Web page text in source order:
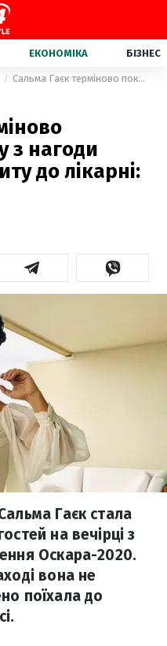
ЕКОНОМІКА БІЗНЕС
Сальма Гаєк терміново покинула вечірку з нагоди Оскару задля візиту до лікарні: відома причина
з нагоди
до лікарні:
Гаєк стала
на вечірці з
Оскара-2020.
вона не
поїхала до